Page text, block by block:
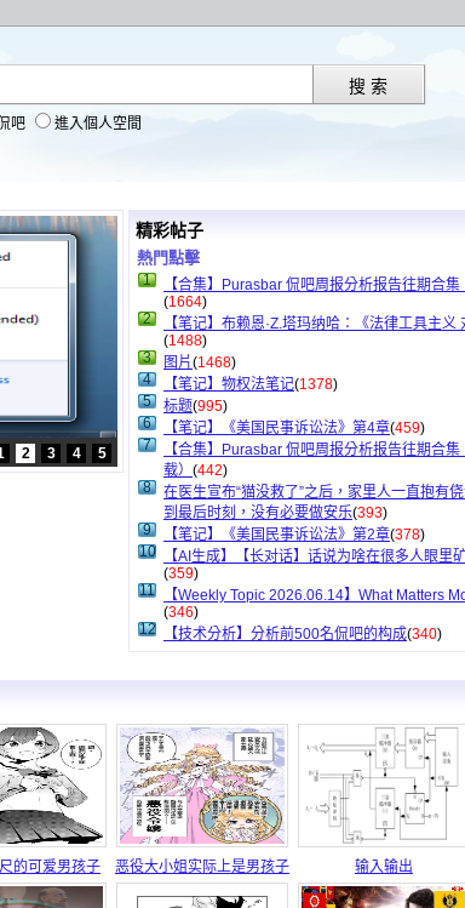
吧 進入個人空間
2 3 4 5
精彩帖子
熱門點擊
1
【合集】Purasbar 侃吧周报分析报告往期合集
(1664)
2
【笔记】布赖恩·Z.塔玛纳哈：《法律工具主义
(1488)
3
图片(1468)
4
【笔记】物权法笔记(1378)
5
标题(995)
6
【笔记】《美国民事诉讼法》第4章(459)
7
【合集】Purasbar 侃吧周报分析报告往期合
载） (442)
8
在医生宣布“猫没救了”之后，家里人一直抱有
到最后时刻，没有必要做安乐(393)
9
【笔记】《美国民事诉讼法》第2章(378)
10
【AI生成】【长对话】话说为啥在很多人眼里
(359)
11
【Weekly Topic 2026.06.14】What Matters
(346)
12
【技术分析】分析前500名侃吧的构成(340)
的可爱男孩子 恶役大小姐实际上是男孩子 输入输出